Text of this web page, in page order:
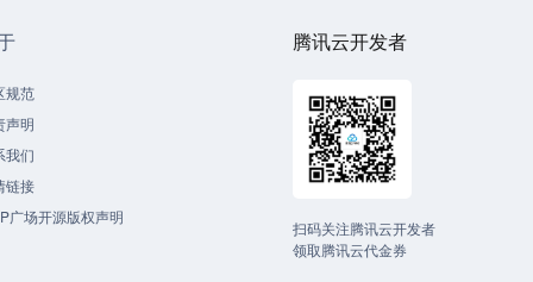
规范
声明
我们
链接
广场开源版权声明
腾讯云开发者
扫码关注腾讯云开发者
领取腾讯云代金券